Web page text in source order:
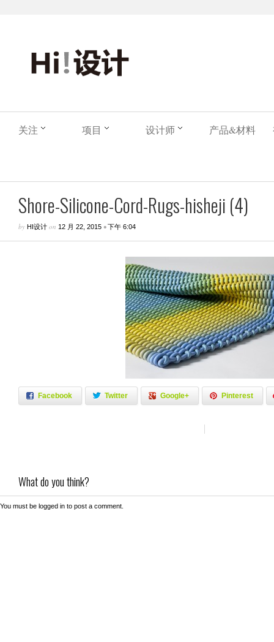
关注 项目 设计师 产品&材料
Shore-Silicone-Cord-Rugs-hisheji (4)
by HI设计 on 12 月 22, 2015 •下午 6:04
Facebook Twitter Google+ Pinterest
What do you think?
You must be logged in to post a comment.